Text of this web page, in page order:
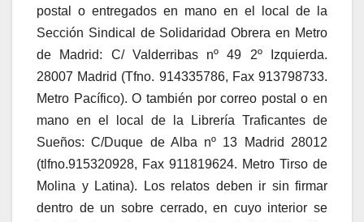
postal o entregados en mano en el local de la
Sección Sindical de Solidaridad Obrera en Metro
de Madrid: C/ Valderribas nº 49 2º Izquierda.
28007 Madrid (Tfno. 914335786, Fax 913798733.
Metro Pacífico). O también por correo postal o en
mano en el local de la Librería Traficantes de
Sueños: C/Duque de Alba nº 13 Madrid 28012
(tlfno.915320928, Fax 911819624. Metro Tirso de
Molina y Latina). Los relatos deben ir sin firmar
dentro de un sobre cerrado, en cuyo interior se